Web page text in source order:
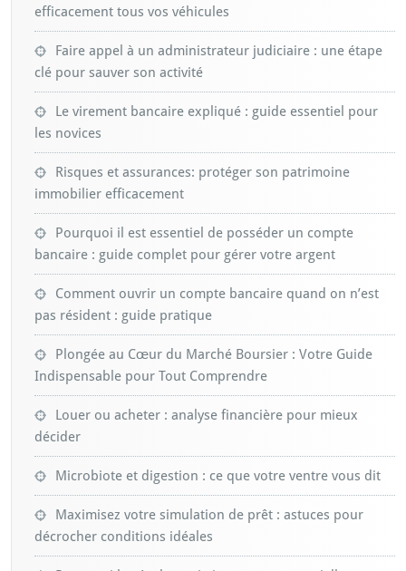
efficacement tous vos véhicules
Faire appel à un administrateur judiciaire : une étape
clé pour sauver son activité
Le virement bancaire expliqué : guide essentiel pour
les novices
Risques et assurances: protéger son patrimoine
immobilier efficacement
Pourquoi il est essentiel de posséder un compte
bancaire : guide complet pour gérer votre argent
Comment ouvrir un compte bancaire quand on n’est
pas résident : guide pratique
Plongée au Cœur du Marché Boursier : Votre Guide
Indispensable pour Tout Comprendre
Louer ou acheter : analyse financière pour mieux
décider
Microbiote et digestion : ce que votre ventre vous dit
Maximisez votre simulation de prêt : astuces pour
décrocher conditions idéales